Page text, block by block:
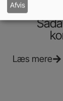
Læs mere
Afvis